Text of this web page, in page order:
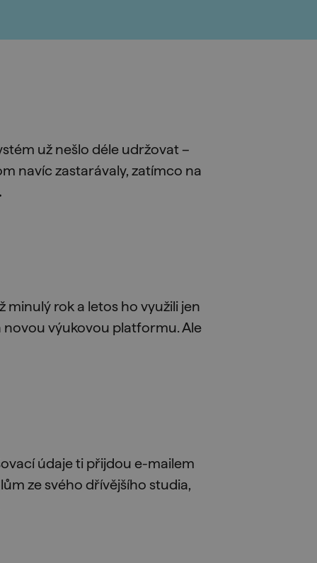
už nešlo déle udržovat –
navíc zastarávaly, zatímco na
rok a letos ho využili jen
výukovou platformu. Ale
údaje ti přijdou e-mailem
ze svého dřívějšího studia,